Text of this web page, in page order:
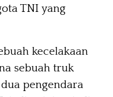
TNI yang
kecelakaan
sebuah truk
pengendara